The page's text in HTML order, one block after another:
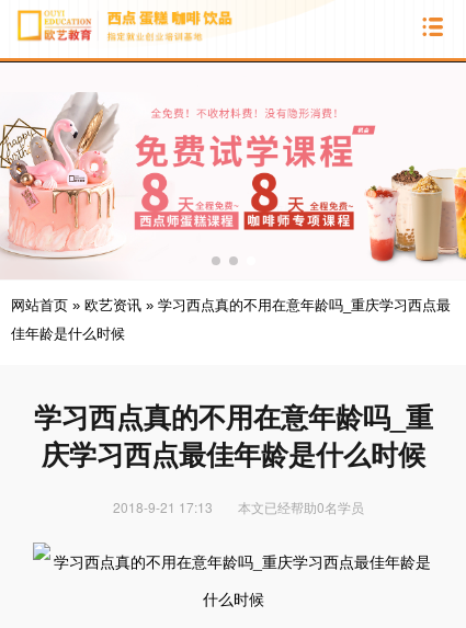
网站首页 » 欧艺资讯 » 学习西点真的不用在意年龄吗_重庆学习西点最
佳年龄是什么时候
学习西点真的不用在意年龄吗_重
庆学习西点最佳年龄是什么时候
2018-9-21 17:13 本文已经帮助0名学员